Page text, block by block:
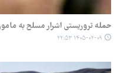
حمله تروریستی ‌اشرار مسلح به ماموران
۱۴۰۵-۰۲-۰۹ ۲۲:۵۳